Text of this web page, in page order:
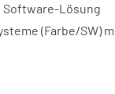
Software-Lösung
(Farbe/SW)